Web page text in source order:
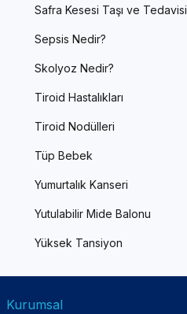
Safra Kesesi Taşı ve Tedavisi
Sepsis Nedir?
Skolyoz Nedir?
Tiroid Hastalıkları
Tiroid Nodülleri
Tüp Bebek
Yumurtalık Kanseri
Yutulabilir Mide Balonu
Yüksek Tansiyon
Kurumsal